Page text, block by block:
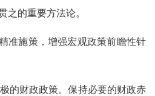
之的重要方法论。
施策，增强宏观政策前瞻性针
财政政策。保持必要的财政赤